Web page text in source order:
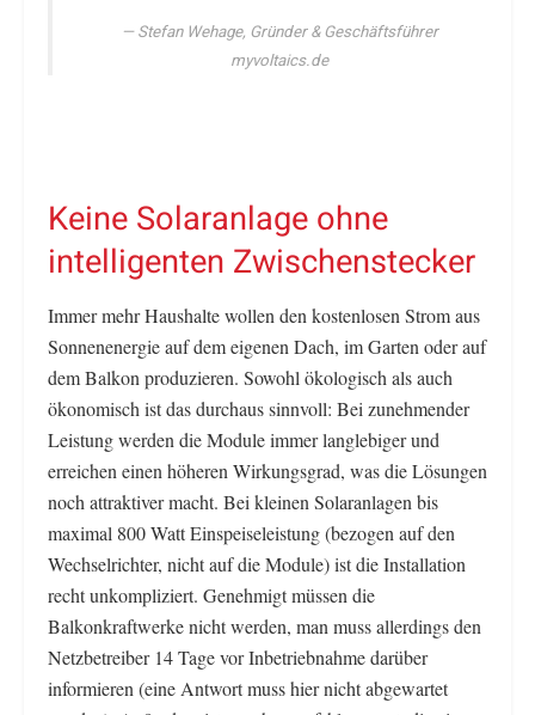
Stefan Wehage, Gründer & Geschäftsführer
myvoltaics.de
Keine Solaranlage ohne
intelligenten Zwischenstecker
Immer mehr Haushalte wollen den kostenlosen Strom aus
Sonnenenergie auf dem eigenen Dach, im Garten oder auf
dem Balkon produzieren. Sowohl ökologisch als auch
ökonomisch ist das durchaus sinnvoll: Bei zunehmender
Leistung werden die Module immer langlebiger und
erreichen einen höheren Wirkungsgrad, was die Lösungen
noch attraktiver macht. Bei kleinen Solaranlagen bis
maximal 800 Watt Einspeiseleistung (bezogen auf den
Wechselrichter, nicht auf die Module) ist die Installation
recht unkompliziert. Genehmigt müssen die
Balkonkraftwerke nicht werden, man muss allerdings den
Netzbetreiber 14 Tage vor Inbetriebnahme darüber
informieren (eine Antwort muss hier nicht abgewartet